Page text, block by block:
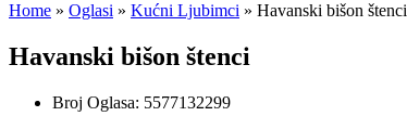
Home » Oglasi » Kućni Ljubimci » Havanski bišon štenci
Havanski bišon štenci
Broj Oglasa: 5577132299